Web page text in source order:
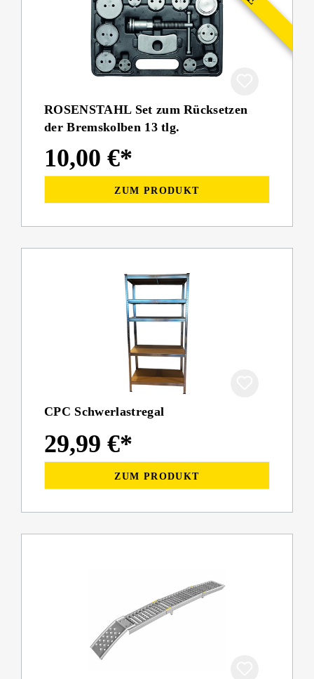
ROSENSTAHL Set zum Rücksetzen
der Bremskolben 13 tlg.
10,00 €*
ZUM PRODUKT
CPC Schwerlastregal
29,99 €*
ZUM PRODUKT